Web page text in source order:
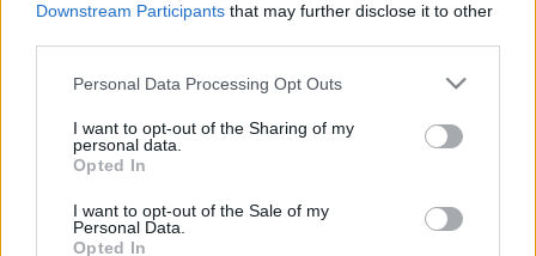
Downstream Participants that may further disclose it to other
Please note that this website/app uses one or more Google
not limited to your visit or usage behaviour. You may click to
grant or deny consent to Google and its third-party tags to
use your data for below specified purposes in below Google
consent section.
Personal Data Processing Opt Outs
I want to opt-out of the Sharing of my
personal data.
Opted In
I want to opt-out of the Sale of my
Personal Data.
Opted In